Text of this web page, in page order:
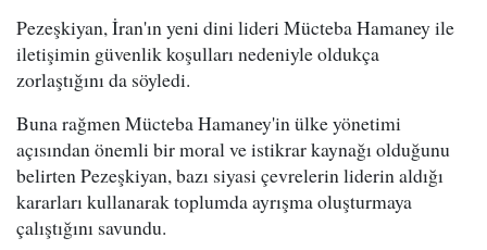
Pezeşkiyan, İran'ın yeni dini lideri Mücteba Hamaney ile
iletişimin güvenlik koşulları nedeniyle oldukça
zorlaştığını da söyledi.
Buna rağmen Mücteba Hamaney'in ülke yönetimi
açısından önemli bir moral ve istikrar kaynağı olduğunu
belirten Pezeşkiyan, bazı siyasi çevrelerin liderin aldığı
kararları kullanarak toplumda ayrışma oluşturmaya
çalıştığını savundu.